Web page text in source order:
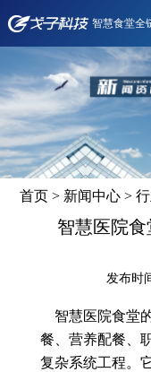
智慧食堂全
首页 > 新闻中心 >
智慧医院食
发布时
智慧医院食堂
餐、营养配餐、
复杂系统工程。